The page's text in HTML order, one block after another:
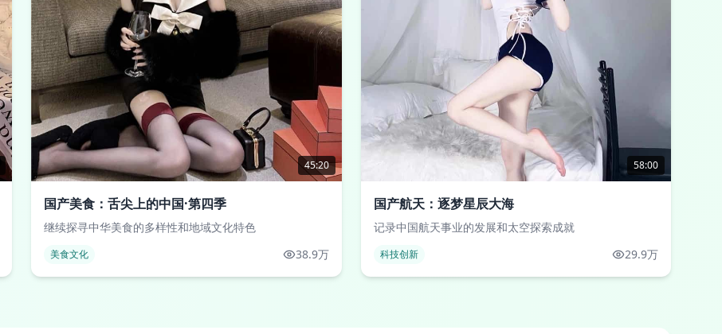
45:20
国产美食：舌尖上的中国·第四季
继续探寻中华美食的多样性和地域文化特色
美食文化 38.9万
58:00
国产航天：逐梦星辰大海
记录中国航天事业的发展和太空探索成就
科技创新 29.9万